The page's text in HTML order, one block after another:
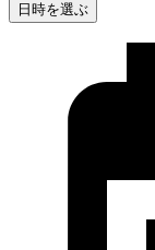
日時を選ぶ